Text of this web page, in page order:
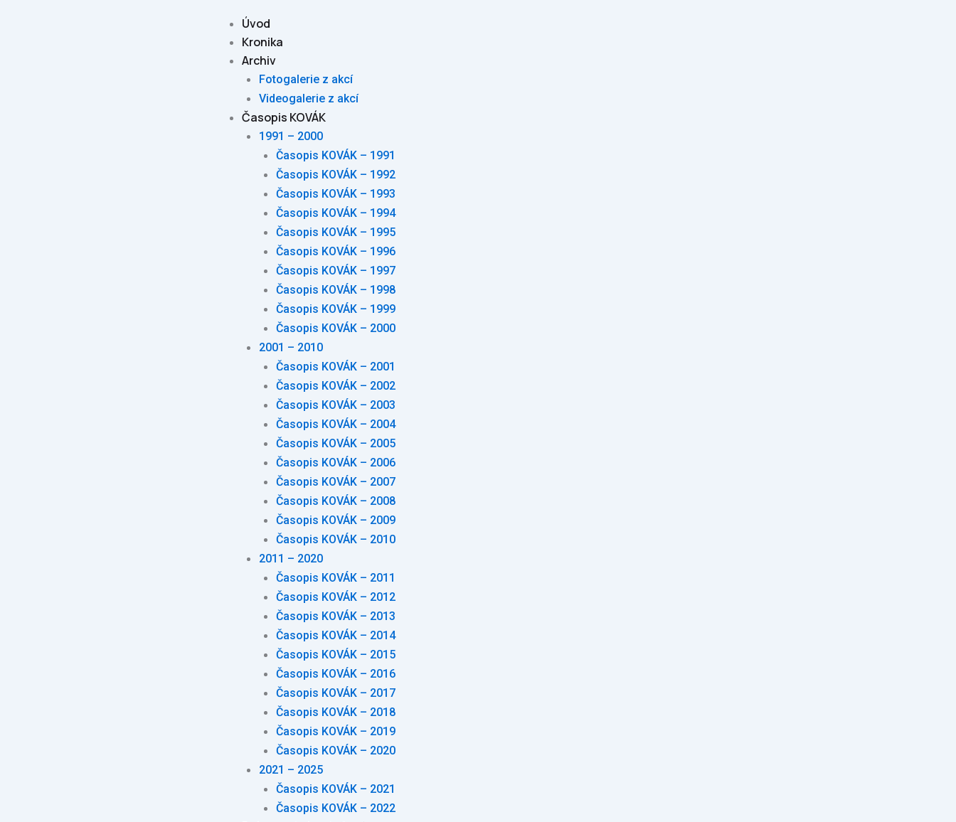
Úvod
Kronika
Archiv
Fotogalerie z akcí
Videogalerie z akcí
Časopis KOVÁK
1991 – 2000
Časopis KOVÁK – 1991
Časopis KOVÁK – 1992
Časopis KOVÁK – 1993
Časopis KOVÁK – 1994
Časopis KOVÁK – 1995
Časopis KOVÁK – 1996
Časopis KOVÁK – 1997
Časopis KOVÁK – 1998
Časopis KOVÁK – 1999
Časopis KOVÁK – 2000
2001 – 2010
Časopis KOVÁK – 2001
Časopis KOVÁK – 2002
Časopis KOVÁK – 2003
Časopis KOVÁK – 2004
Časopis KOVÁK – 2005
Časopis KOVÁK – 2006
Časopis KOVÁK – 2007
Časopis KOVÁK – 2008
Časopis KOVÁK – 2009
Časopis KOVÁK – 2010
2011 – 2020
Časopis KOVÁK – 2011
Časopis KOVÁK – 2012
Časopis KOVÁK – 2013
Časopis KOVÁK – 2014
Časopis KOVÁK – 2015
Časopis KOVÁK – 2016
Časopis KOVÁK – 2017
Časopis KOVÁK – 2018
Časopis KOVÁK – 2019
Časopis KOVÁK – 2020
2021 – 2025
Časopis KOVÁK – 2021
Časopis KOVÁK – 2022